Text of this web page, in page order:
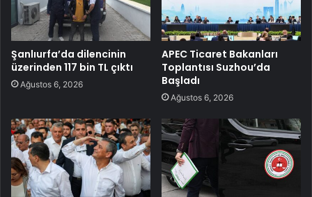
Şanlıurfa’da dilencinin
üzerinden 117 bin TL çıktı
Ağustos 6, 2026
APEC Ticaret Bakanları
Toplantısı Suzhou’da
Başladı
Ağustos 6, 2026